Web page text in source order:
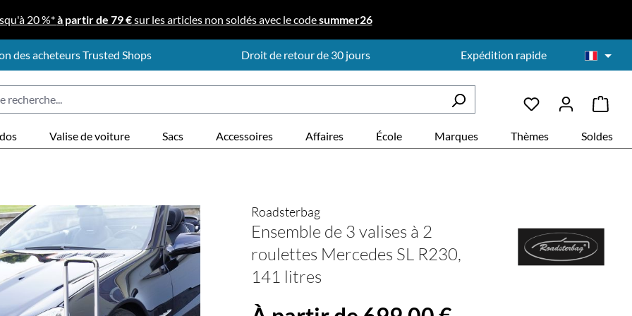
20 %*à partir de 79 €sur les articles non soldés avec le codesummer26
des acheteurs Trusted Shops Droit de retour de 30 jours Expédition rapide
Valise de voiture Sacs Accessoires Affaires École Marques Thèmes Soldes
Roadsterbag
Ensemble de 3 valises à 2
roulettes Mercedes SL R230,
141 litres